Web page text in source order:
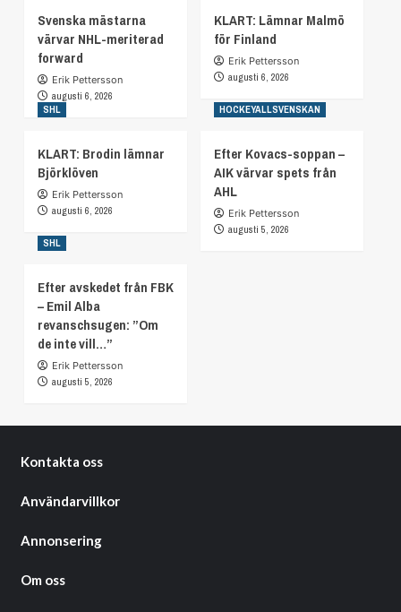
Svenska mästarna
värvar NHL-meriterad
forward
Erik Pettersson
augusti 6, 2026
KLART: Lämnar Malmö
för Finland
Erik Pettersson
augusti 6, 2026
SHL
KLART: Brodin lämnar
Björklöven
Erik Pettersson
augusti 6, 2026
HOCKEYALLSVENSKAN
Efter Kovacs-soppan –
AIK värvar spets från
AHL
Erik Pettersson
augusti 5, 2026
SHL
Efter avskedet från FBK
– Emil Alba
revanschsugen: ”Om
de inte vill…”
Erik Pettersson
augusti 5, 2026
Kontakta oss
Användarvillkor
Annonsering
Om oss